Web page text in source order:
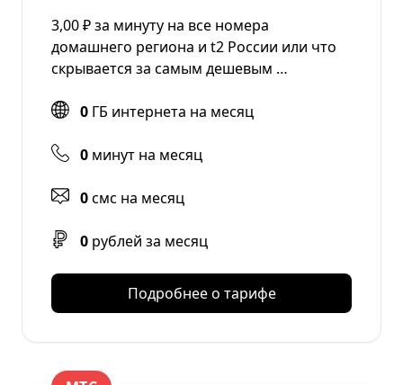
3,00 ₽ за минуту на все номера
домашнего региона и t2 России или что
скрывается за самым дешевым …
0 ГБ интернета на месяц
0 минут на месяц
0смс на месяц
0 рублей за месяц
Подробнее о тарифе